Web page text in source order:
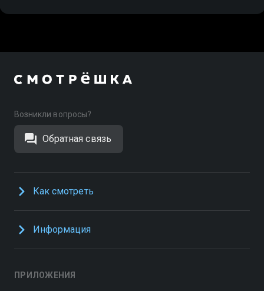
Возникли вопросы?
Обратная связь
Как смотреть
Информация
ПРИЛОЖЕНИЯ